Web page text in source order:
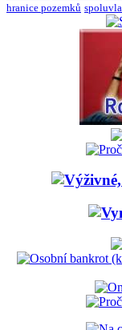
hranice pozemků